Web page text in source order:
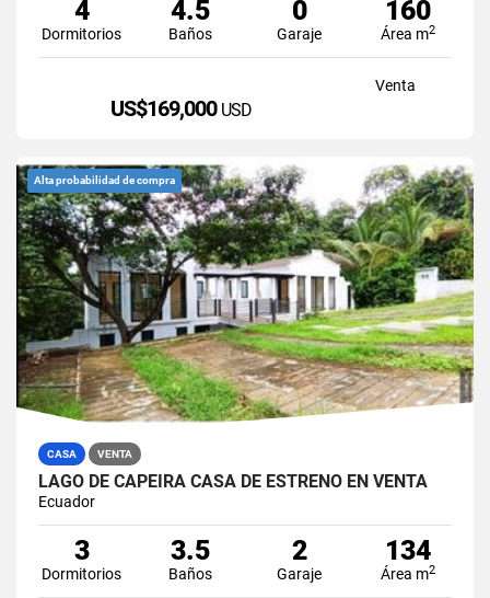
4
Dormitorios
4.5
Baños
0
Garaje
160
Área m2
Venta
US$169,000 USD
Alta probabilidad de compra
CASA VENTA
LAGO DE CAPEIRA CASA DE ESTRENO EN VENTA
Ecuador
3
Dormitorios
3.5
Baños
2
Garaje
134
Área m2